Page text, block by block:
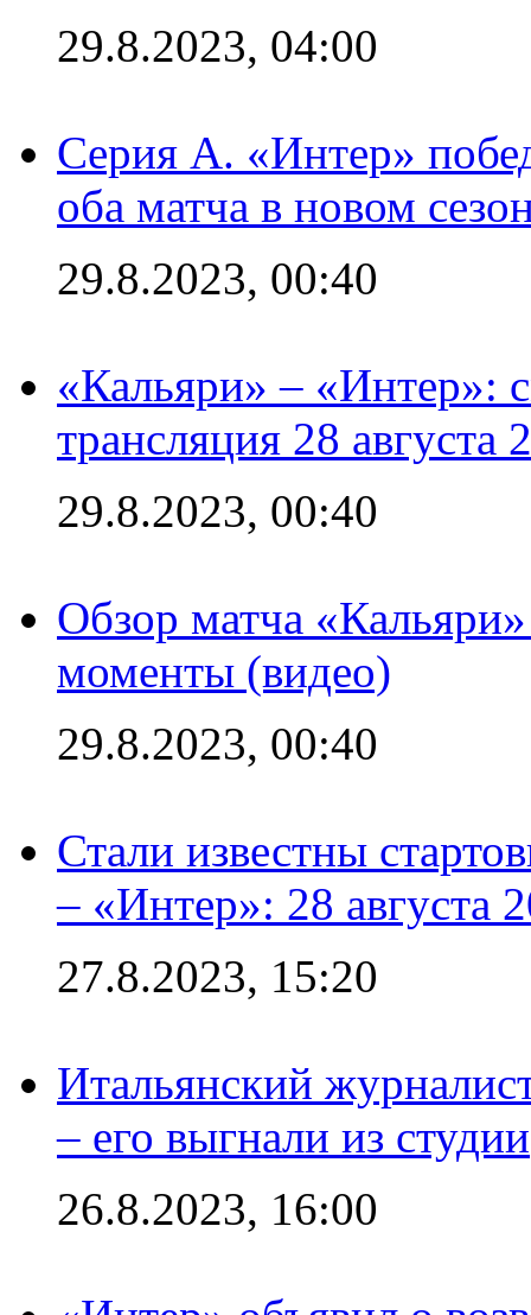
29.8.2023, 04:00
Серия А. «Интер»
оба матча в новом
29.8.2023, 00:40
«Кальяри» – «Интер»:
трансляция 28 августа
29.8.2023, 00:40
Обзор матча
моменты (видео)
29.8.2023, 00:40
Стали известны
– «Интер»: 28 августа
27.8.2023, 15:20
Итальянский
– его выгнали из студии
26.8.2023, 16:00